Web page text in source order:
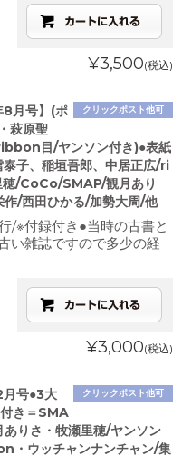
¥3,500(税込)
クリックポスト他可
8月号】(ポ
萩原聖
目/ヤンソン付き)●表紙
子、稲垣吾郎、中居正広/ri
/CoCo/SMAP/観月あり
作/西田ひかる/加勢大周/他
/※付録付き●当時の古書と
い雑誌ですので多少の経
¥3,000(税込)
クリックポスト他可
月号●3大
き＝SMA
りさ・牧瀬里穂/ヤンソン
・ウッチャンナンチャン/集